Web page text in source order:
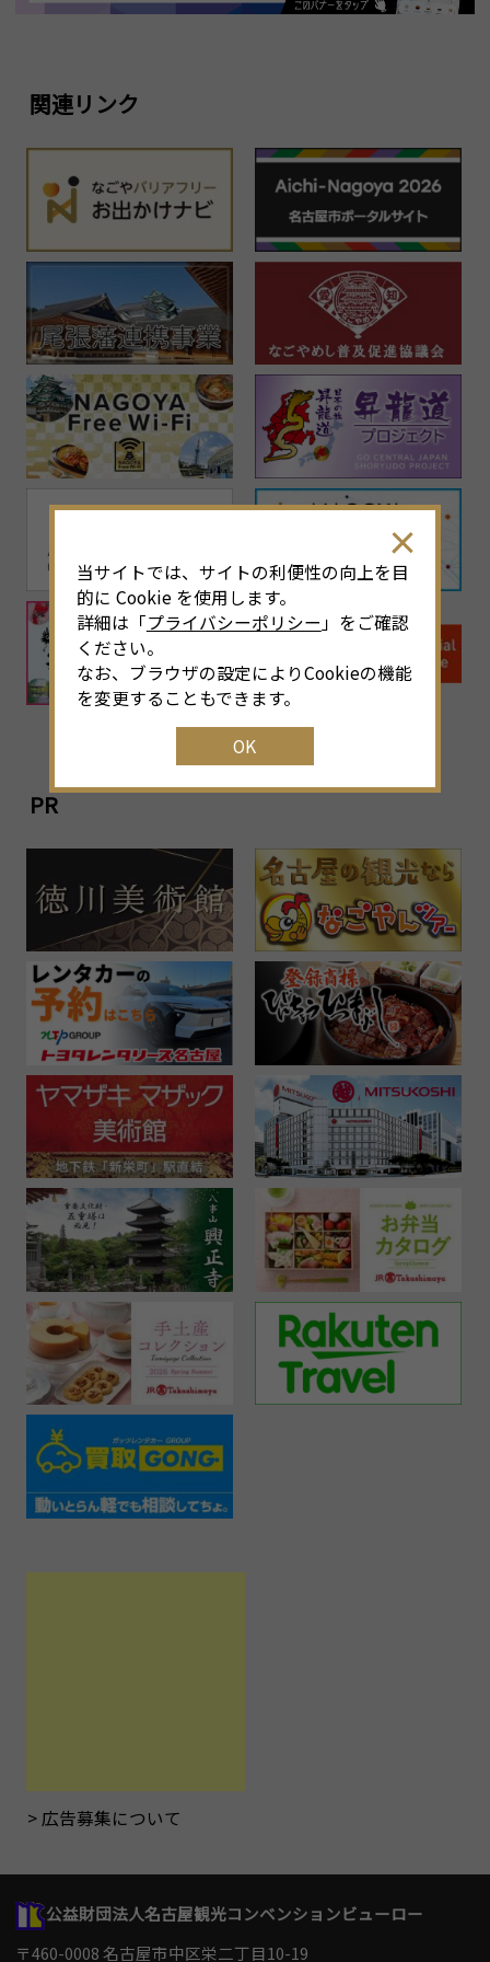
関連リンク
PR
広告募集について
公益財団法人名古屋観光コンベンションビューロー
〒460-0008 名古屋市中区栄二丁目10-19
当サイトでは、サイトの利便性の向上を目
的に Cookie を使用します。
詳細は「プライバシーポリシー 」をご確認
ください。
なお、ブラウザの設定によりCookieの機能
を変更することもできます。
OK